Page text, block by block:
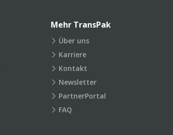
Mehr TransPak
Über uns
Karriere
Kontakt
Newsletter
PartnerPortal
FAQ